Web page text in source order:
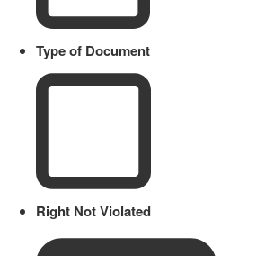
Type of Document
Right Not Violated